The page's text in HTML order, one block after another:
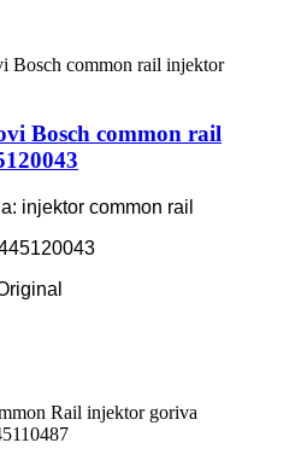
Bosch common rail
injektor common rail